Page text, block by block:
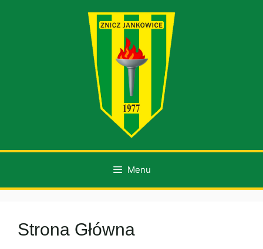
Menu
Strona Główna